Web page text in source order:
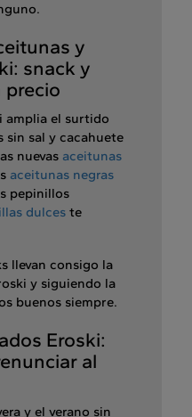
y
snack y
precio
amplia el surtido
sal y cacahuete
nuevas aceitunas
aceitunas negras
pepinillos
dulces te
llevan consigo la
y siguiendo la
buenos siempre.
Eroski:
al
y el verano sin